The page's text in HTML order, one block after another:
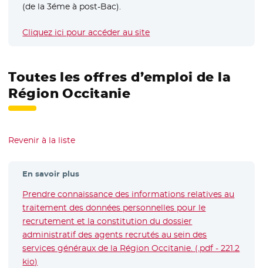
(de la 3éme à post-Bac).
Cliquez ici pour accéder au site
Toutes les offres d’emploi de la
Région Occitanie
Revenir à la liste
En savoir plus
Prendre connaissance des informations relatives au
traitement des données personnelles pour le
recrutement et la constitution du dossier
administratif des agents recrutés au sein des
services généraux de la Région Occitanie. (.pdf - 221.2
kio)